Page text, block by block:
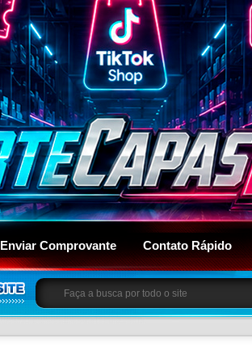
Enviar Comprovante Contato Rápido